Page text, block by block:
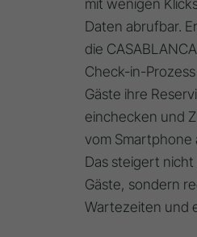
Daten abrufbar.
die
Check-in-
Gäste ihre
einchecken und
vom
Das steigert
Gäste, sondern
Wartezeiten und